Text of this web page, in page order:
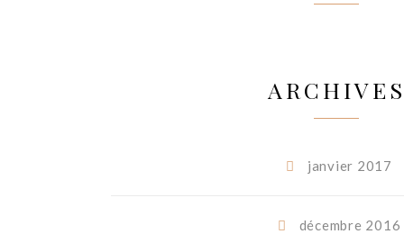
janvier 2017
décembre 2016